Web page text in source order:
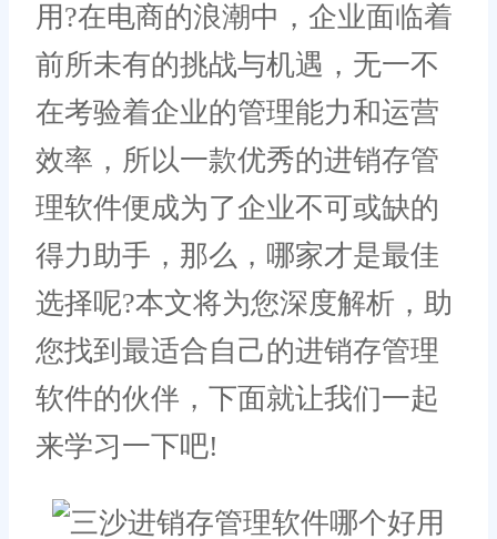
用?在电商的浪潮中，企业面临着
前所未有的挑战与机遇，无一不
在考验着企业的管理能力和运营
效率，所以一款优秀的进销存管
理软件便成为了企业不可或缺的
得力助手，那么，哪家才是最佳
选择呢?本文将为您深度解析，助
您找到最适合自己的进销存管理
软件的伙伴，下面就让我们一起
来学习一下吧!